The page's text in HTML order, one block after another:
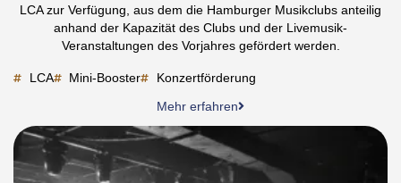
LCA zur Verfügung, aus dem die Hamburger Musikclubs anteilig
anhand der Kapazität des Clubs und der Livemusik-
Veranstaltungen des Vorjahres gefördert werden.
LCA Mini-Booster
Konzertförderung
Mehr erfahren